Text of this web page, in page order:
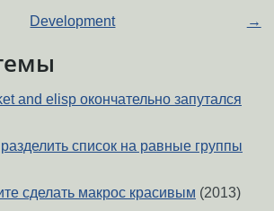
Development →
and elisp окончательно запутался
список на равные группы
сделать макрос красивым (2013)